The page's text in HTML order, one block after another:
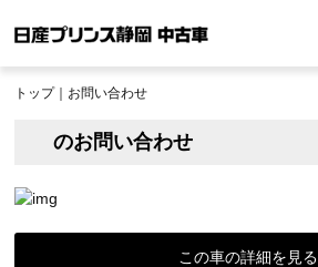
トップ｜お問い合わせ
のお問い合わせ
この車の詳細を見る